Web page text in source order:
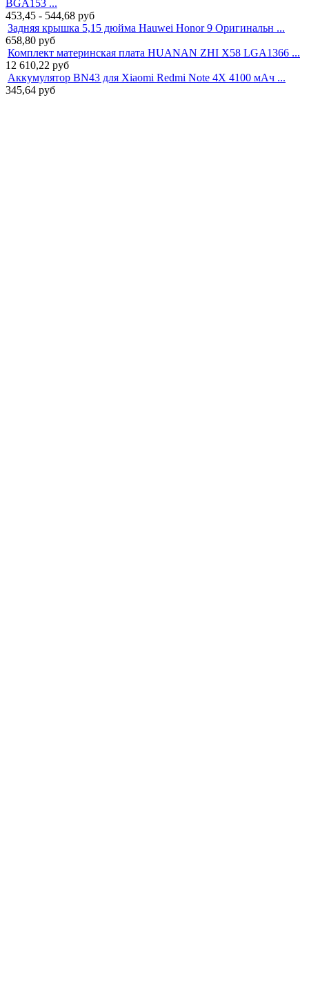
BGA153 ...
453,45 - 544,68 руб
Задняя крышка 5,15 дюйма Hauwei Honor 9 Оригинальн ...
658,80 руб
Комплект материнская плата HUANAN ZHI X58 LGA1366 ...
12 610,22 руб
Аккумулятор BN43 для Xiaomi Redmi Note 4X 4100 мАч ...
345,64 руб